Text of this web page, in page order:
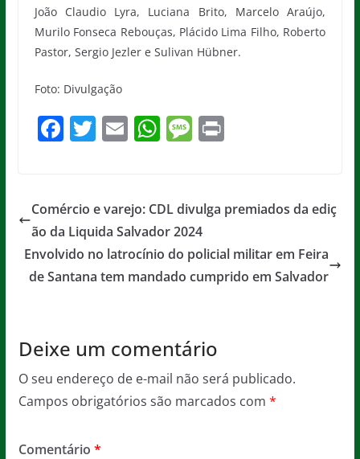
João Claudio Lyra, Luciana Brito, Marcelo Araújo,
Murilo Fonseca Rebouças, Plácido Lima Filho, Roberto
Pastor, Sergio Jezler e Sulivan Hübner.
Foto: Divulgação
F
e
b
o
o
T
er
E
l
W
s
A
p
p
M
a
g
e
Pr
Comércio e varejo: CDL divulga premiados da ediç
ão da Liquida Salvador 2024
Envolvido no latrocínio do policial militar em Feira
de Santana tem mandado cumprido em Salvador
Deixe um comentário
O seu endereço de e-mail não será publicado.
Campos obrigatórios são marcados com *
Comentário *